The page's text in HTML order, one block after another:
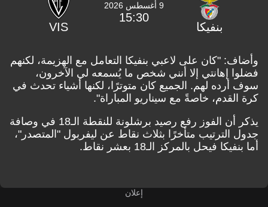
بنفيكا
9 أغسطس 2026
15:30
VIS
وأضاف: "كان على لاعبي بنفيكا التعامل مع الهزيمة، لكنهم
فضلوا إهانتي إلا أنني شخص ما يُسمعه لي الآخرون،
سوف أرده لهم. الجميع كان متوترًا، لكنها أشياء تحدث في
كرة القدم، خاصةً مع سيناريو المباراة".
يذكر أن الفوز رفع رصيد برشلونة للنقطة الـ18 في وصافة
جدول الترتيب متأخرًا بثلاث نقاط عن ليفربول "المتصدر"،
أما بنفيكا فيحل بالمركز الـ18 بعشر نقاط.
إعلان